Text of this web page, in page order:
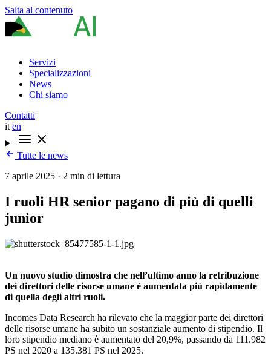
Salta al contenuto
Servizi
Specializzazioni
News
Chi siamo
Contatti
it en
Tutte le news
7 aprile 2025 · 2 min di lettura
I ruoli HR senior pagano di più di quelli
junior
Un nuovo studio dimostra che nell’ultimo anno la retribuzione
dei direttori delle risorse umane è aumentata più rapidamente
di quella degli altri ruoli.
Incomes Data Research ha rilevato che la maggior parte dei direttori
delle risorse umane ha subito un sostanziale aumento di stipendio. Il
loro stipendio mediano è aumentato del 20,9%, passando da 111.982
PS nel 2020 a 135.381 PS nel 2025.